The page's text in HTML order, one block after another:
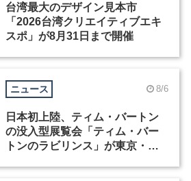
台湾最大のデザイン見本市
「2026台湾クリエイティブエキ
スポ」が8月31日まで開催
ニュース 8/6
日本初上陸、ティム・バートン
の没入型展覧会「ティム・バー
トンのラビリンス」が東京・豊